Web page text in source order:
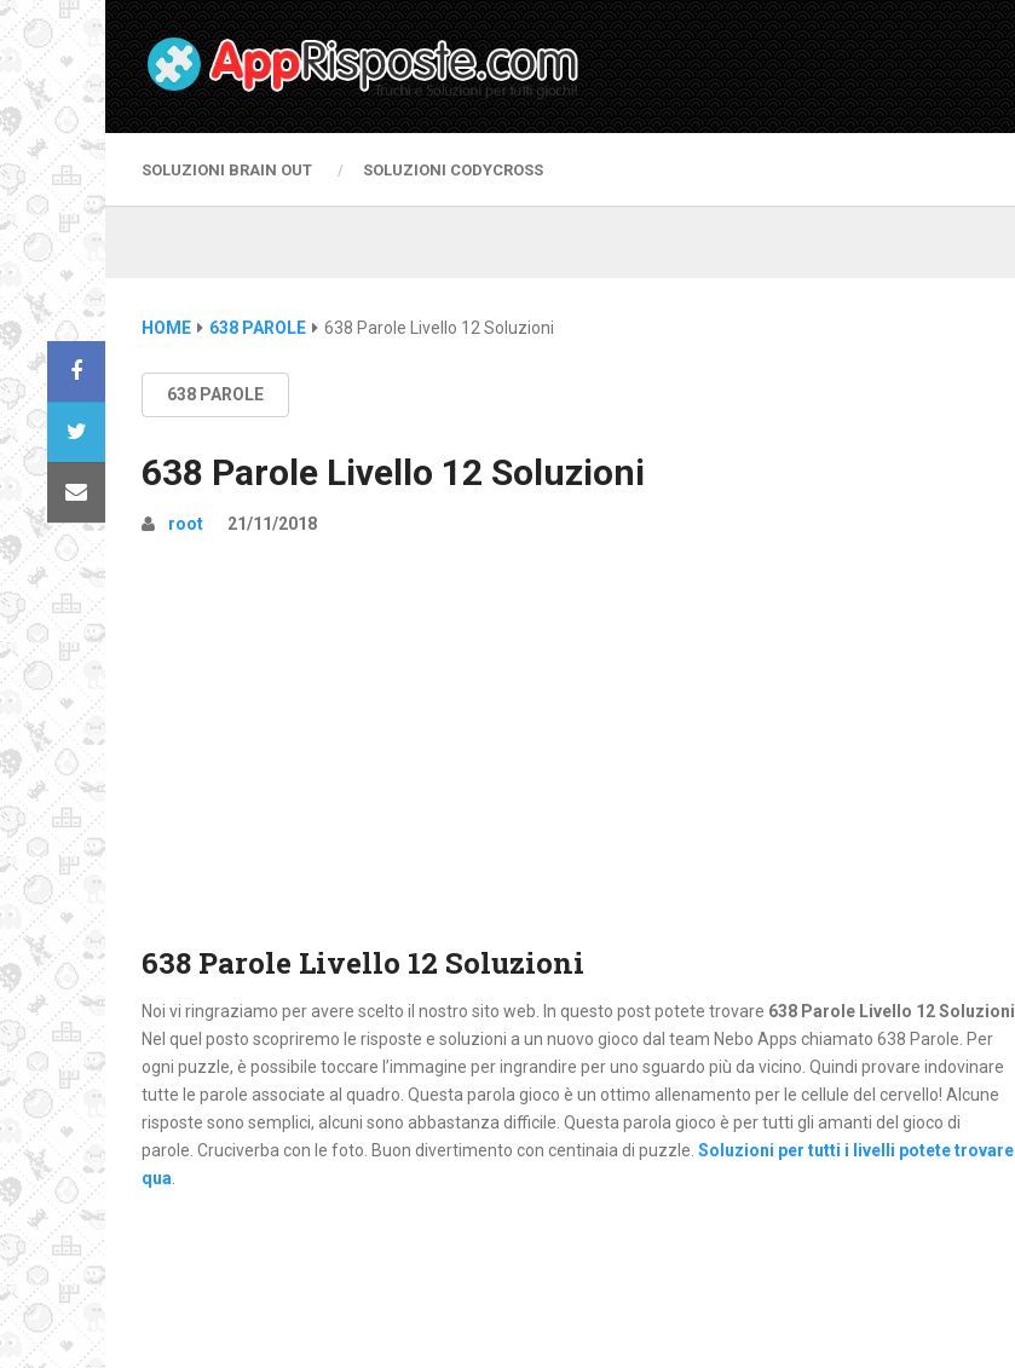
SOLUZIONI BRAIN OUT SOLUZIONI CODYCROSS
HOME 638 PAROLE 638 Parole Livello 12 Soluzioni
638 PAROLE
638 Parole Livello 12 Soluzioni
root 21/11/2018
638 Parole Livello 12 Soluzioni
Noi vi ringraziamo per avere scelto il nostro sito web. In questo post potete trovare 638 Parole Livello 12 Soluzioni
Nel quel posto scopriremo le risposte e soluzioni a un nuovo gioco dal team Nebo Apps chiamato 638 Parole. Per
ogni puzzle, è possibile toccare l’immagine per ingrandire per uno sguardo più da vicino. Quindi provare indovinare
tutte le parole associate al quadro. Questa parola gioco è un ottimo allenamento per le cellule del cervello! Alcune
risposte sono semplici, alcuni sono abbastanza difficile. Questa parola gioco è per tutti gli amanti del gioco di
parole. Cruciverba con le foto. Buon divertimento con centinaia di puzzle. Soluzioni per tutti i livelli potete trovare
qua